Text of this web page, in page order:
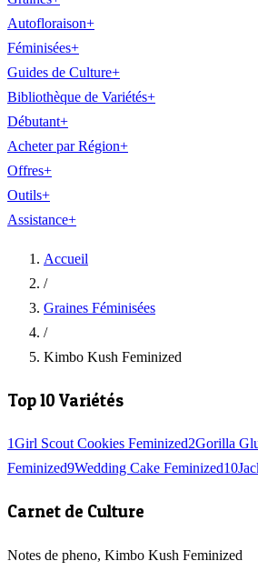
Autofloraison+
Féminisées+
Guides de Culture+
Bibliothèque de Variétés+
Débutant+
Acheter par Région+
Offres+
Outils+
Assistance+
Accueil
/
Graines Féminisées
/
Kimbo Kush Feminized
Top 10 Variétés
1Girl Scout Cookies Feminized2Gorilla
Feminized9Wedding Cake Feminized10
Carnet de Culture
Notes de pheno, Kimbo Kush Feminized